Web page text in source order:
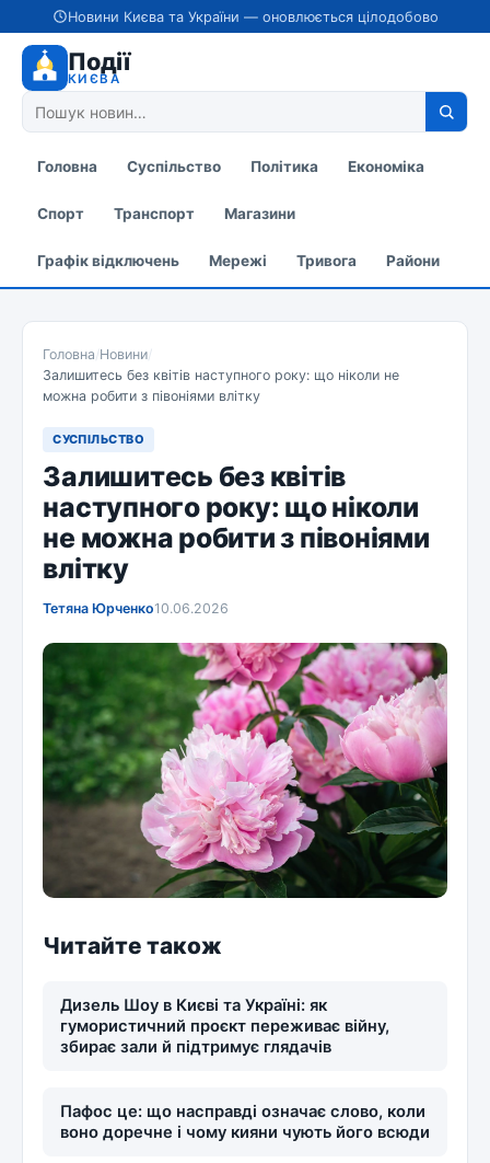
Новини Києва та України — оновлюється цілодобово
Події
КИЄВА
Головна Суспільство Політика Економіка
Спорт Транспорт Магазини
Графік відключень Мережі Тривога Райони
Головна/Новини/
Залишитесь без квітів наступного року: що ніколи не
можна робити з півоніями влітку
СУСПІЛЬСТВО
Залишитесь без квітів
наступного року: що ніколи
не можна робити з півоніями
влітку
Тетяна Юрченко10.06.2026
Читайте також
Дизель Шоу в Києві та Україні: як
гумористичний проєкт переживає війну,
збирає зали й підтримує глядачів
Пафос це: що насправді означає слово, коли
воно доречне і чому кияни чують його всюди